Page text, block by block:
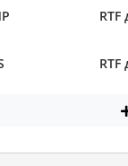
RTF
RTF